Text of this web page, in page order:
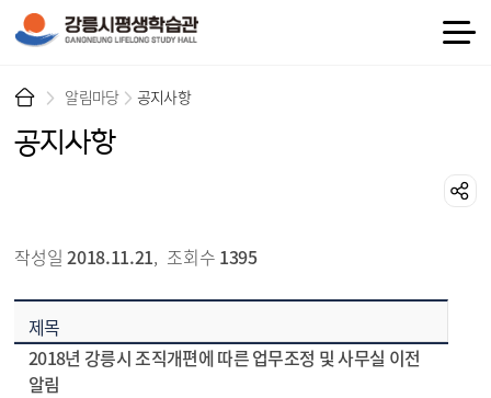
알림마당 공지사항
공지사항
작성일2018.11.21, 조회수 1395
제목
2018년 강릉시 조직개편에 따른 업무조정 및 사무실 이전
알림